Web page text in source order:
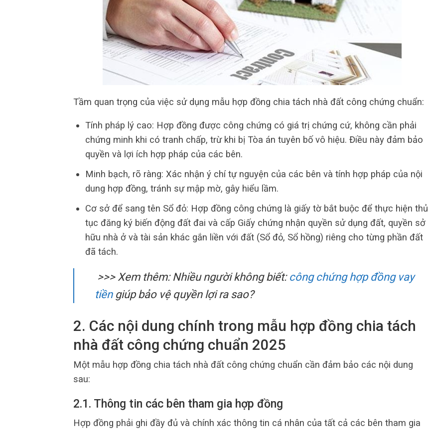
Tầm quan trọng của việc sử dụng mẫu hợp đồng chia tách nhà đất công chứng chuẩn:
Tính pháp lý cao: Hợp đồng được công chứng có giá trị chứng cứ, không cần phải
chứng minh khi có tranh chấp, trừ khi bị Tòa án tuyên bố vô hiệu. Điều này đảm bảo
quyền và lợi ích hợp pháp của các bên.
Minh bạch, rõ ràng: Xác nhận ý chí tự nguyện của các bên và tính hợp pháp của nội
dung hợp đồng, tránh sự mập mờ, gây hiểu lầm.
Cơ sở để sang tên Sổ đỏ: Hợp đồng công chứng là giấy tờ bắt buộc để thực hiện thủ
tục đăng ký biến động đất đai và cấp Giấy chứng nhận quyền sử dụng đất, quyền sở
hữu nhà ở và tài sản khác gắn liền với đất (Sổ đỏ, Sổ hồng) riêng cho từng phần đất
đã tách.
>>> Xem thêm: Nhiều người không biết: công chứng hợp đồng vay
tiềngiúp bảo vệ quyền lợi ra sao?
2. Các nội dung chính trong mẫu hợp đồng chia tách
nhà đất công chứng chuẩn 2025
Một mẫu hợp đồng chia tách nhà đất công chứng chuẩn cần đảm bảo các nội dung
sau:
2.1. Thông tin các bên tham gia hợp đồng
Hợp đồng phải ghi đầy đủ và chính xác thông tin cá nhân của tất cả các bên tham gia